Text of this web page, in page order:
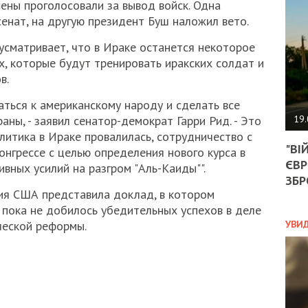
проголосовали за вывод войск. Одна
на другую президент Буш наложил вето.
что в Ираке останется некоторое
которые будут тренировать иракских солдат и
к американскому народу и сделать все
- заявил сенатор-демократ Гарри Рид. - Это
в Ираке провалилась, сотрудничество с
с целью определения нового курса в
усилий на разгром "Аль-Каиды"".
США представила доклад, в котором
не добилось убедительных успехов в деле
реформы.
НА